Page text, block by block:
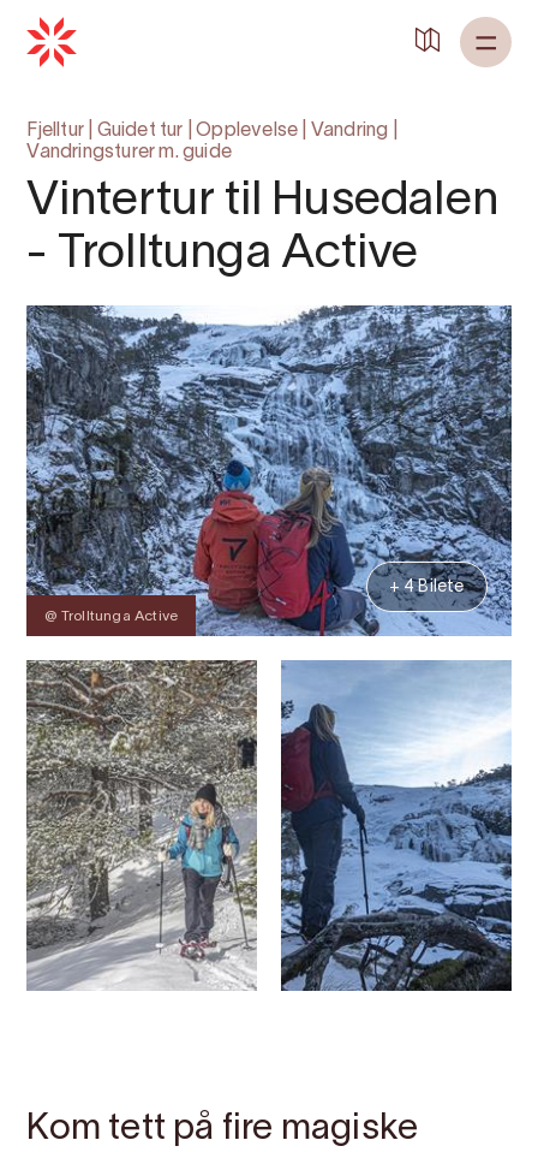
Fjelltur Guidet tur |Opplevelse Vandring
Vandringsturer m. guide
Vintertur til Husedalen
- Trolltunga Active
@ Trolltunga Active
+ 4 Bilete
Kom tett på fire magiske